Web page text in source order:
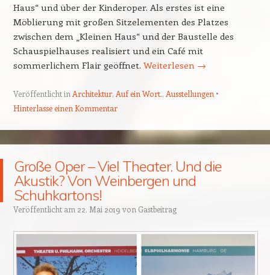
Haus“ und über der Kinderoper. Als erstes ist eine
Möblierung mit großen Sitzelementen des Platzes
zwischen dem „Kleinen Haus“ und der Baustelle des
Schauspielhauses realisiert und ein Café mit
sommerlichem Flair geöffnet. Weiterlesen →
Veröffentlicht in Architektur, Auf ein Wort., Ausstellungen
Hinterlasse einen Kommentar
Große Oper – Viel Theater. Und die
Akustik? Von Weinbergen und
Schuhkartons!
Veröffentlicht am 22. Mai 2019 von Gastbeitrag